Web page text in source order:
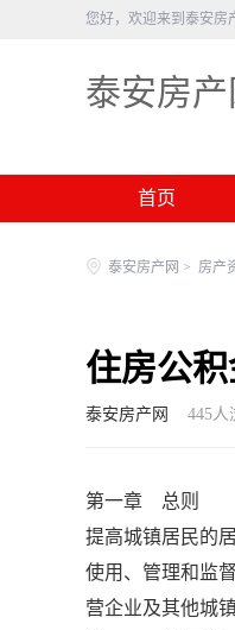
您好，欢迎来到泰安房
泰安房产
首页
泰安房产网 > 房产
住房公
泰安房产网 445人
第一章 总则 第
提高城镇居民的
使用、管理和监
营企业及其他城